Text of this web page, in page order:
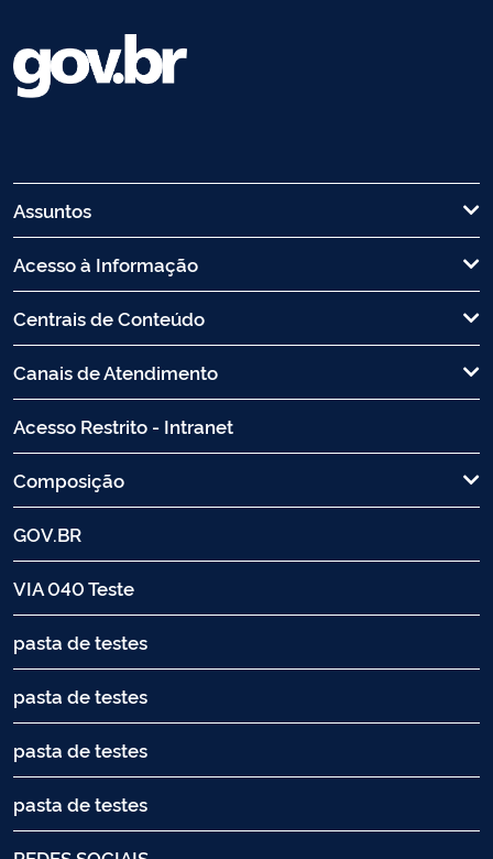
Assuntos
Acesso à Informação
Centrais de Conteúdo
Canais de Atendimento
Acesso Restrito - Intranet
Composição
GOV.BR
VIA 040 Teste
pasta de testes
pasta de testes
pasta de testes
pasta de testes